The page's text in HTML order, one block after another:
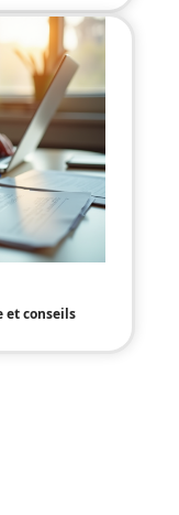
et conseils